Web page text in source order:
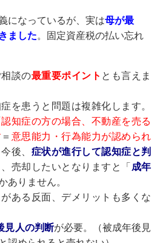
になっているが、実は母が最
ました。固定資産税の払い忘れ
談の最重要ポイント とも言えま
を患うと問題は複雑化します。
認知症の方の場合、不動産を売る
＝ 意思能力・行為能力が認められ
後、 症状が進行して認知症と判
売却したいとなりますと「成年
ありません。
ある反面、デメリットも多くな
見人の判断が必要。（被成年後見